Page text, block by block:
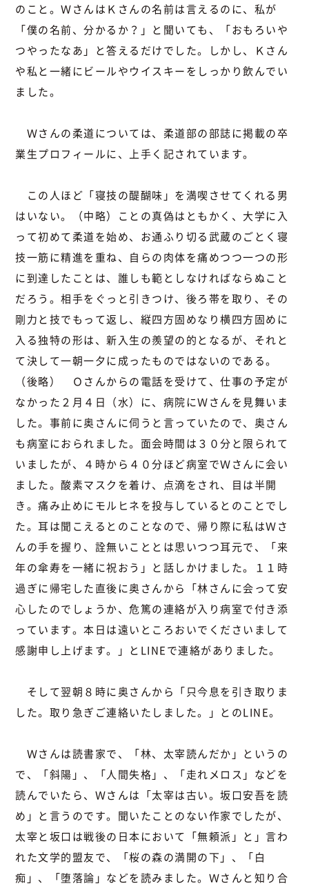
のこと。ＷさんはＫさんの名前は言えるのに、私が
「僕の名前、分かるか？」と聞いても、「おもろいや
つやったなあ」と答えるだけでした。しかし、Ｋさん
や私と一緒にビールやウイスキーをしっかり飲んでい
ました。
Ｗさんの柔道については、柔道部の部誌に掲載の卒
業生プロフィールに、上手く記されています。
この人ほど「寝技の醍醐味」を満喫させてくれる男
はいない。（中略）ことの真偽はともかく、大学に入
って初めて柔道を始め、お通ふり切る武蔵のごとく寝
技一筋に精進を重ね、自らの肉体を痛めつつ一つの形
に到達したことは、誰しも範としなければならぬこと
だろう。相手をぐっと引きつけ、後ろ帯を取り、その
剛力と技でもって返し、縦四方固めなり横四方固めに
入る独特の形は、新入生の羨望の的となるが、それと
て決して一朝一夕に成ったものではないのである。
（後略） Ｏさんからの電話を受けて、仕事の予定が
なかった２月４日（水）に、病院にＷさんを見舞いま
した。事前に奥さんに伺うと言っていたので、奥さん
も病室におられました。面会時間は３０分と限られて
いましたが、４時から４０分ほど病室でＷさんに会い
ました。酸素マスクを着け、点滴をされ、目は半開
き。痛み止めにモルヒネを投与しているとのことでし
た。耳は聞こえるとのことなので、帰り際に私はＷさ
んの手を握り、詮無いこととは思いつつ耳元で、「来
年の傘寿を一緒に祝おう」と話しかけました。１１時
過ぎに帰宅した直後に奥さんから「林さんに会って安
心したのでしょうか、危篤の連絡が入り病室で付き添
っています。本日は遠いところおいでくださいまして
感謝申し上げます。」とLINEで連絡がありました。
そして翌朝８時に奥さんから「只今息を引き取りま
した。取り急ぎご連絡いたしました。」とのLINE。
Ｗさんは読書家で、「林、太宰読んだか」というの
で、「斜陽」、「人間失格」、「走れメロス」などを
読んでいたら、Ｗさんは「太宰は古い。坂口安吾を読
め」と言うのです。聞いたことのない作家でしたが、
太宰と坂口は戦後の日本において「無頼派」と」言わ
れた文学的盟友で、「桜の森の満開の下」、「白
痴」、「堕落論」などを読みました。Ｗさんと知り合